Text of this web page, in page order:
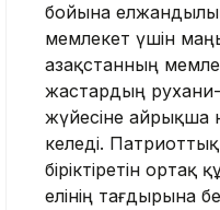
бойына елжандылық
мемлекет үшін
Қазақстанның
жастардың рухани-
жүйесіне айрықша
келеді.
біріктіретін
елінің тағдырына